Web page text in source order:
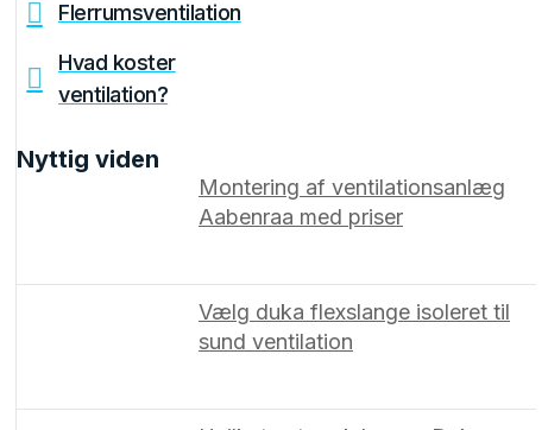
Flerrumsventilation
Hvad koster
ventilation?
Nyttig viden
Montering af ventilationsanlæg
Aabenraa med priser
Vælg duka flexslange isoleret til
sund ventilation